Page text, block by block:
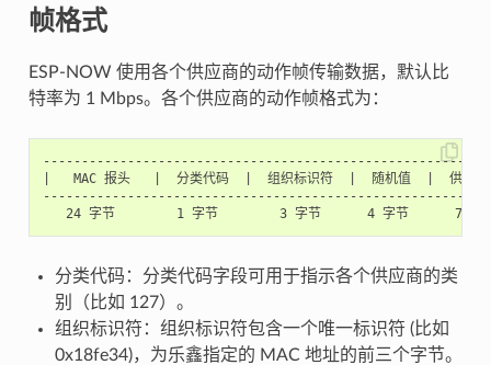
帧格式
ESP-NOW 使用各个供应商的动作帧传输数据，默认比
特率为 1 Mbps。各个供应商的动作帧格式为：
|   MAC 报头   |  分类代码  |  组织标识符  |  随机值  |  供应
分类代码：分类代码字段可用于指示各个供应商的类
别（比如 127）。
组织标识符：组织标识符包含一个唯一标识符 (比如
0x18fe34)，为乐鑫指定的 MAC 地址的前三个字节。